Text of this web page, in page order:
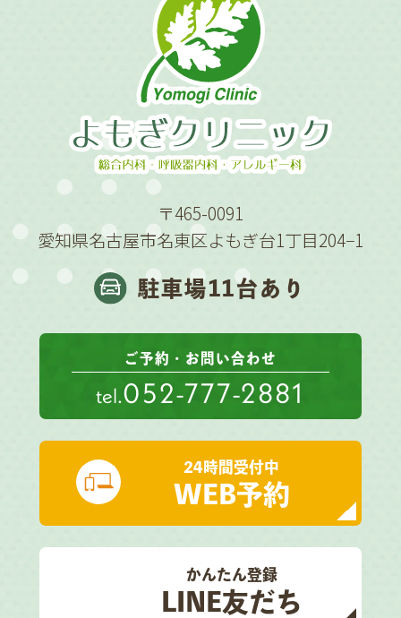
〒465-0091
愛知県名古屋市名東区よもぎ台1丁目204−1
駐車場11台あり
ご予約・お問い合わせ
tel.052-777-2881
24時間受付中
WEB予約
かんたん登録
LINE友だち